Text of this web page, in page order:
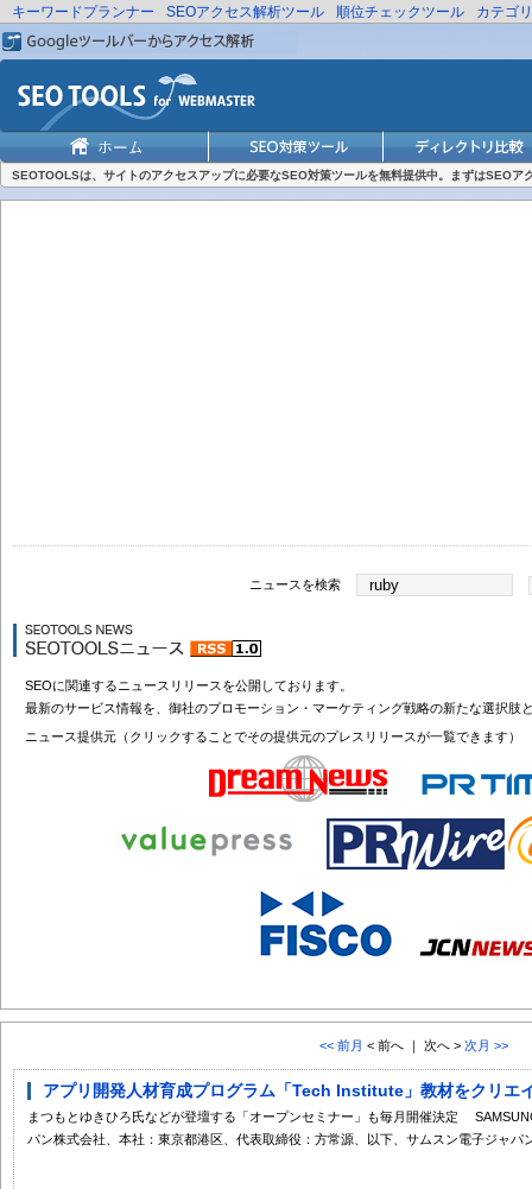
キーワードプランナー SEOアクセス解析ツール 順位チェックツール カテゴ
SEOTOOLSは、サイトのアクセスアップに必要なSEO対策ツールを無料提供中。まずはSEOア
ニュースを検索
SEOに関連するニュースリリースを公開しております。
最新のサービス情報を、御社のプロモーション・マーケティング戦略の新たな選択肢
ニュース提供元（クリックすることでその提供元のプレスリリースが一覧できます）
<< 前月 < 前へ ｜ 次へ > 次月 >>
アプリ開発人材育成プログラム「Tech Institute」教材をクリエ
まつもとゆきひろ氏などが登壇する「オープンセミナー」も毎月開催決定
パン株式会社、本社：東京都港区、代表取締役：方常源、以下、サムスン電子ジャパ